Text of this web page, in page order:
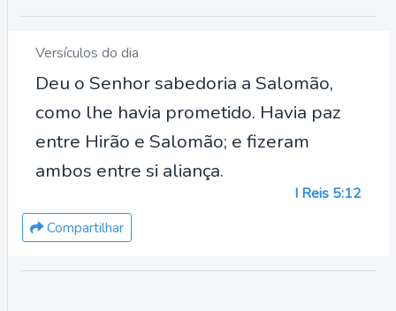
Versículos do dia
Deu o Senhor sabedoria a Salomão,
como lhe havia prometido. Havia paz
entre Hirão e Salomão; e fizeram
ambos entre si aliança.
I Reis 5:12
Compartilhar